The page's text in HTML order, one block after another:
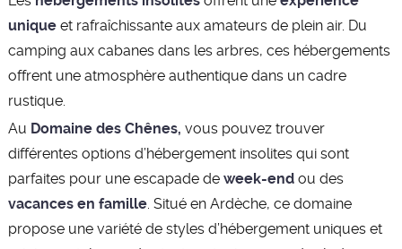
uniqueet rafraîchissante aux amateurs de plein air. Du
camping aux cabanes dans les arbres, ces hébergements
offrent une atmosphère authentique dans un cadre
rustique.
Au Domaine des Chênes, vous pouvez trouver
différentes options d’hébergement insolites qui sont
parfaites pour une escapade deweek-endou des
vacances en famille. Situé en Ardèche, ce domaine
propose une variété de styles d’hébergement uniques et